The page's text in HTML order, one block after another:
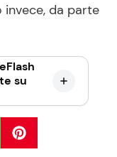
da parte
su